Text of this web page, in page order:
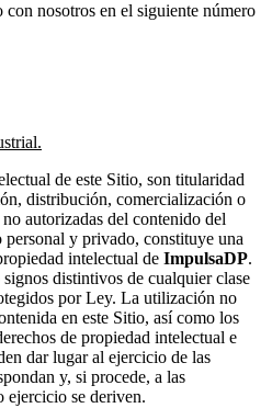
nosotros en el siguiente número
de este Sitio, son titularidad
distribución, comercialización o
autorizadas del contenido del
personal y privado, constituye una
intelectual de ImpulsaDP.
distintivos de cualquier clase
por Ley. La utilización no
en este Sitio, así como los
de propiedad intelectual e
dar lugar al ejercicio de las
y, si procede, a las
ejercicio se deriven.